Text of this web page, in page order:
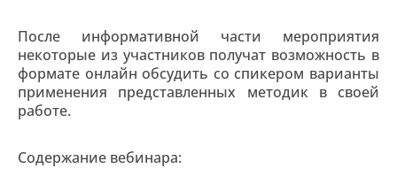
После информативной части мероприятия
некоторые из участников получат возможность в
формате онлайн обсудить со спикером варианты
применения представленных методик в своей
работе.
Содержание вебинара: